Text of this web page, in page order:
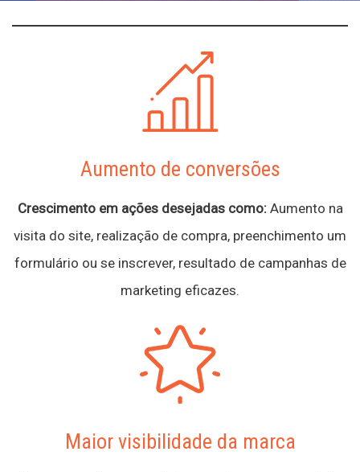
Aumento de conversões
Crescimento em ações desejadas como:Aumento na
visita do site, realização de compra, preenchimento um
formulário ou se inscrever, resultado de campanhas de
marketing eficazes.
Maior visibilidade da marca